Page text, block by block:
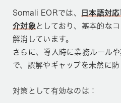
Somali EORでは、
日本語対
介対象 としており、基本的な
解消しています。
さらに、導入時に業務ルール
で、誤解やギャップを未然に防
対策として有効なのは：